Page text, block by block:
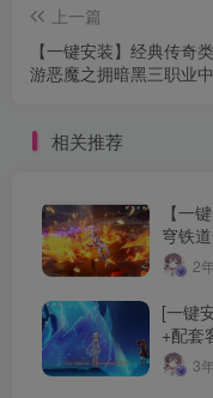
上一篇
【一键安装】经典传奇
游恶魔之拥暗黑三职业
宠物+宝宝全屏扫射
相关推荐
【一
穹铁
动+免
2
[一键
+配套
文件3